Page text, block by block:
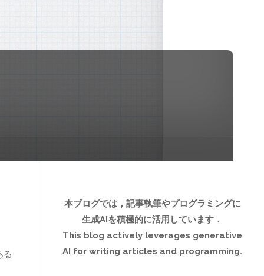
る
本ブログでは，記事執筆やプログラミングに
生成AIを積極的に活用しています．
This blog actively leverages generative
AI for writing articles and programming.